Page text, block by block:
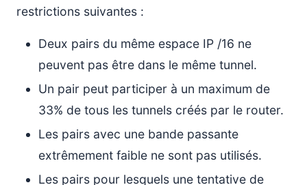
restrictions suivantes :
Deux pairs du même espace IP /16 ne
peuvent pas être dans le même tunnel.
Un pair peut participer à un maximum de
33% de tous les tunnels créés par le router.
Les pairs avec une bande passante
extrêmement faible ne sont pas utilisés.
Les pairs pour lesquels une tentative de